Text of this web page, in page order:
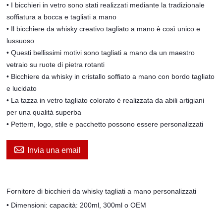
• I bicchieri in vetro sono stati realizzati mediante la tradizionale
soffiatura a bocca e tagliati a mano
• Il bicchiere da whisky creativo tagliato a mano è così unico e
lussuoso
• Questi bellissimi motivi sono tagliati a mano da un maestro
vetraio su ruote di pietra rotanti
• Bicchiere da whisky in cristallo soffiato a mano con bordo tagliato
e lucidato
• La tazza in vetro tagliato colorato è realizzata da abili artigiani
per una qualità superba
• Pettern, logo, stile e pacchetto possono essere personalizzati
 Invia una email
Fornitore di bicchieri da whisky tagliati a mano personalizzati
• Dimensioni: capacità: 200ml, 300ml o OEM